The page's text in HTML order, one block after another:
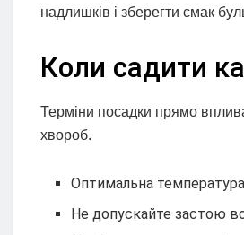
надлишків і зберегти смак
Коли садити
Терміни посадки прямо
хвороб.
Оптимальна
Не допускайте застою